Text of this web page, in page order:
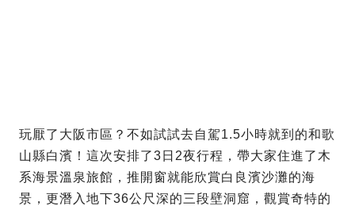
玩厭了大阪市區？不如試試去自駕1.5小時就到的和歌
山縣白濱！這次安排了3日2夜行程，帶大家住進了木
系海景溫泉旅館，推開窗就能欣賞白良濱沙灘的海
景，更潛入地下36公尺深的三段壁洞窟，觀賞奇特的